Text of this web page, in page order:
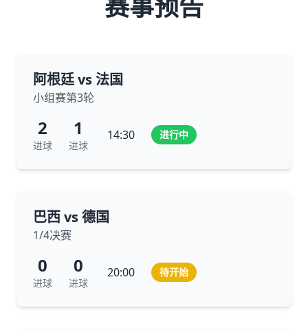
阿根廷 vs 法国
小组赛第3轮
2
进球
1
进球
14:30 进行中
巴西 vs 德国
1/4决赛
0
进球
0
进球
20:00 待开始